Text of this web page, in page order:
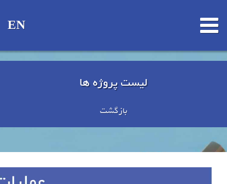
EN
لیست پروژه ها
بازگشت